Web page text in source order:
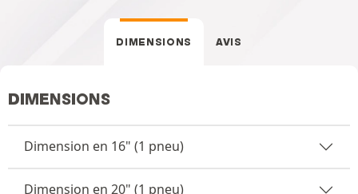
DIMENSIONS AVIS
DIMENSIONS
Dimension en 16" (1 pneu)
Dimension en 20" (1 pneu)